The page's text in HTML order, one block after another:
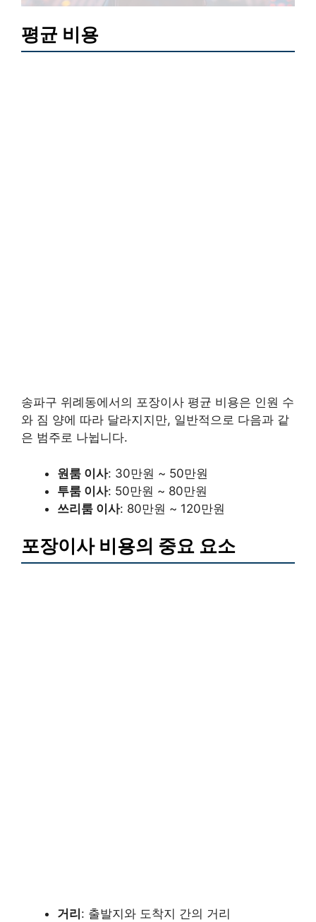
평균 비용
송파구 위례동에서의 포장이사 평균 비용은 인원 수
와 짐 양에 따라 달라지지만, 일반적으로 다음과 같
은 범주로 나뉩니다.
원룸 이사: 30만원 ~ 50만원
투룸 이사: 50만원 ~ 80만원
쓰리룸 이사: 80만원 ~ 120만원
포장이사 비용의 중요 요소
거리 : 출발지와 도착지 간의 거리